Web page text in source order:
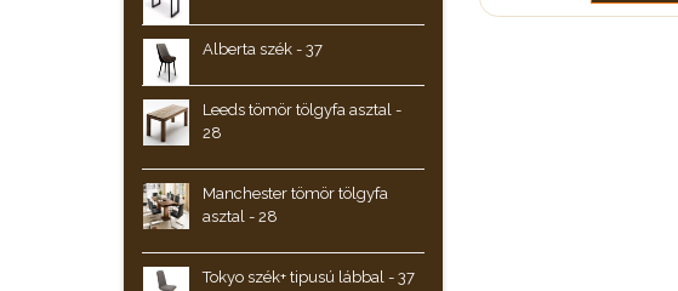
Alberta szék - 37
Leeds tömör tölgyfa asztal -
28
Manchester tömör tölgyfa
asztal - 28
Tokyo szék+ tipusú lábbal - 37